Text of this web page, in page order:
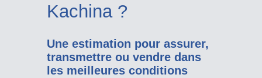
Kachina ?
Une estimation pour assurer,
transmettre ou vendre dans
les meilleures conditions